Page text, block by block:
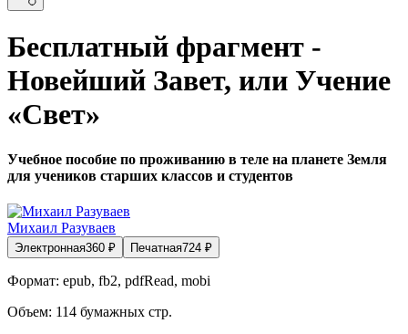
Бесплатный фрагмент -
Новейший Завет, или Учение
«Свет»
Учебное пособие по проживанию в теле на планете Земля
для учеников старших классов и студентов
Михаил Разуваев
Электронная360 ₽ Печатная724 ₽
Формат: epub, fb2, pdfRead, mobi
Объем: 114 бумажных стр.